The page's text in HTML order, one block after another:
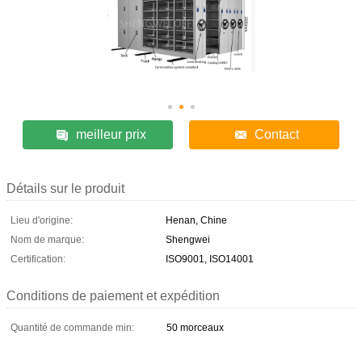
meilleur prix Contact
Détails sur le produit
Lieu d'origine:
Henan, Chine
Nom de marque:
Shengwei
Certification:
ISO9001, ISO14001
Conditions de paiement et expédition
Quantité de commande min:
50 morceaux